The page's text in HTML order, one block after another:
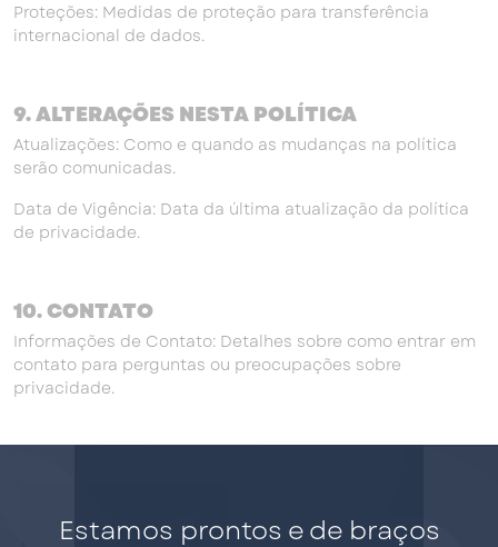
Proteções: Medidas de proteção para transferência
internacional de dados.
9. ALTERAÇÕES NESTA POLÍTICA
Atualizações: Como e quando as mudanças na política
serão comunicadas.
Data de Vigência: Data da última atualização da política
de privacidade.
10. CONTATO
Informações de Contato: Detalhes sobre como entrar em
contato para perguntas ou preocupações sobre
privacidade.
Estamos prontos e de braços